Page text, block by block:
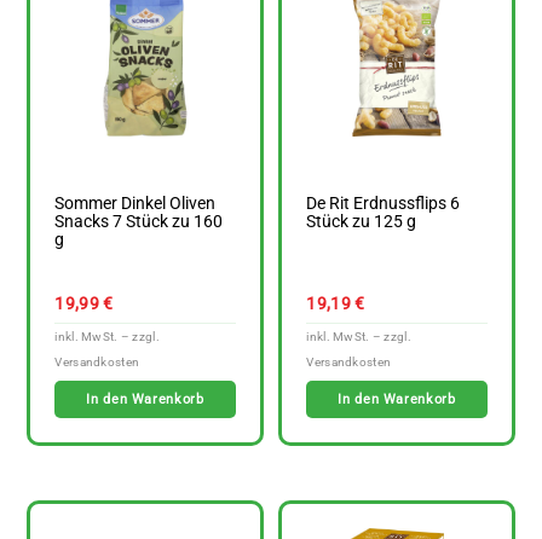
Sommer Dinkel Oliven
Snacks 7 Stück zu 160
g
19,99€
In den Warenkorb
De Rit Erdnussflips 6
Stück zu 125 g
19,19€
In den Warenkorb